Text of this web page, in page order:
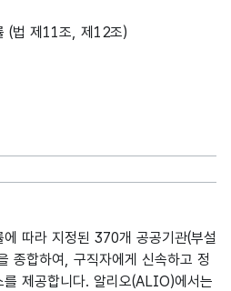
(법 제11조, 제12조)
따라 지정된 370개 공공기관(부설
종합하여, 구직자에게 신속하고 정
제공합니다. 알리오(ALIO)에서는